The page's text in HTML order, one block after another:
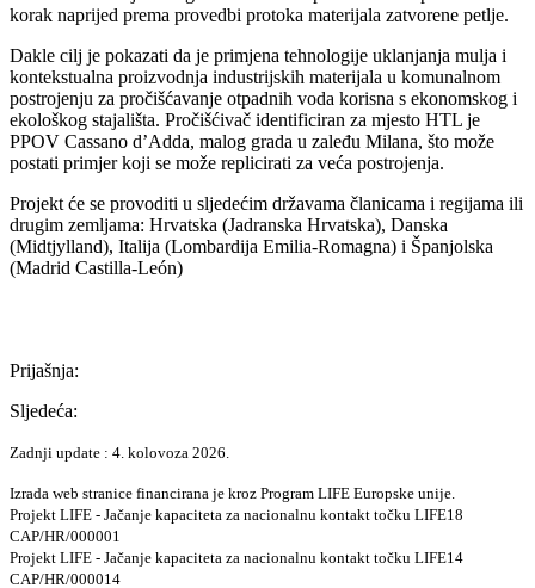
korak naprijed prema provedbi protoka materijala zatvorene petlje.
Dakle cilj je pokazati da je primjena tehnologije uklanjanja mulja i
kontekstualna proizvodnja industrijskih materijala u komunalnom
postrojenju za pročišćavanje otpadnih voda korisna s ekonomskog i
ekološkog stajališta. Pročišćivač identificiran za mjesto HTL je
PPOV Cassano d’Adda, malog grada u zaleđu Milana, što može
postati primjer koji se može replicirati za veća postrojenja.
Projekt će se provoditi u sljedećim državama članicama i regijama ili
drugim zemljama: Hrvatska (Jadranska Hrvatska), Danska
(Midtjylland), Italija (Lombardija Emilia-Romagna) i Španjolska
(Madrid Castilla-León)
Prijašnja:
Sljedeća:
Zadnji update : 4. kolovoza 2026.
Izrada web stranice financirana je kroz Program LIFE Europske unije.
Projekt LIFE - Jačanje kapaciteta za nacionalnu kontakt točku LIFE18
CAP/HR/000001
Projekt LIFE - Jačanje kapaciteta za nacionalnu kontakt točku LIFE14
CAP/HR/000014